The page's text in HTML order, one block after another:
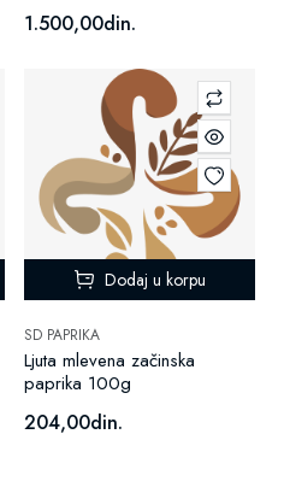
1.500,00din.
Dodaj u korpu
SD PAPRIKA
Ljuta mlevena začinska
paprika 100g
204,00din.